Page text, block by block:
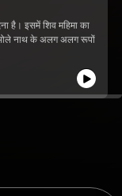
है। इसमें शिव महिमा का
नाथ के अलग अलग रूपों